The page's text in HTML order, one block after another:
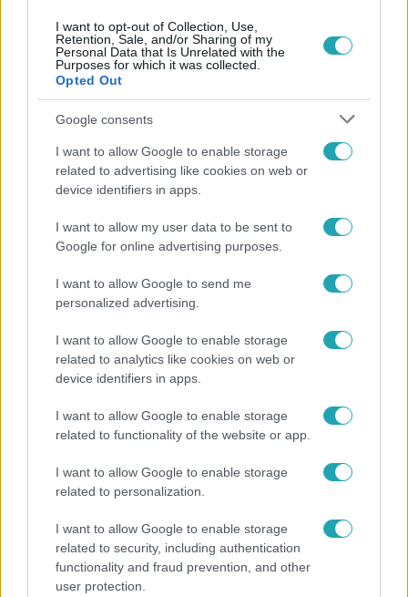
I want to opt-out of Collection, Use,
Retention, Sale, and/or Sharing of my
Personal Data that Is Unrelated with the
Purposes for which it was collected.
Opted Out
Google consents
I want to allow Google to enable storage
related to advertising like cookies on web or
device identifiers in apps.
I want to allow my user data to be sent to
Google for online advertising purposes.
I want to allow Google to send me
personalized advertising.
I want to allow Google to enable storage
related to analytics like cookies on web or
device identifiers in apps.
I want to allow Google to enable storage
related to functionality of the website or app.
I want to allow Google to enable storage
related to personalization.
I want to allow Google to enable storage
related to security, including authentication
functionality and fraud prevention, and other
user protection.
Hosszú Katinka a dokumentumfilmjében Shane
13:37
Öt gyereket neveltek fel közösen – szinte sosem